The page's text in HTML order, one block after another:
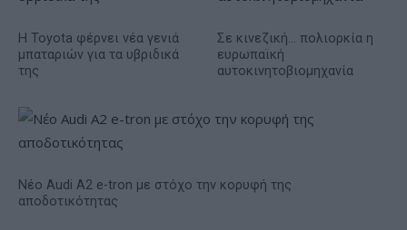
Η Toyota φέρνει νέα γενιά
μπαταριών για τα υβριδικά
της
Σε κινεζική… πολιορκία η
ευρωπαϊκή
αυτοκινητοβιομηχανία
Νέο Audi A2 e-tron με στόχο την κορυφή της
αποδοτικότητας